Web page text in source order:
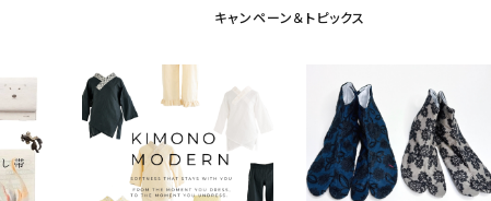
キャンペーン＆トピックス